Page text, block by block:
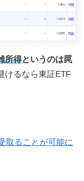
所得というのは罠
けるなら東証ETF
取ることが可能に